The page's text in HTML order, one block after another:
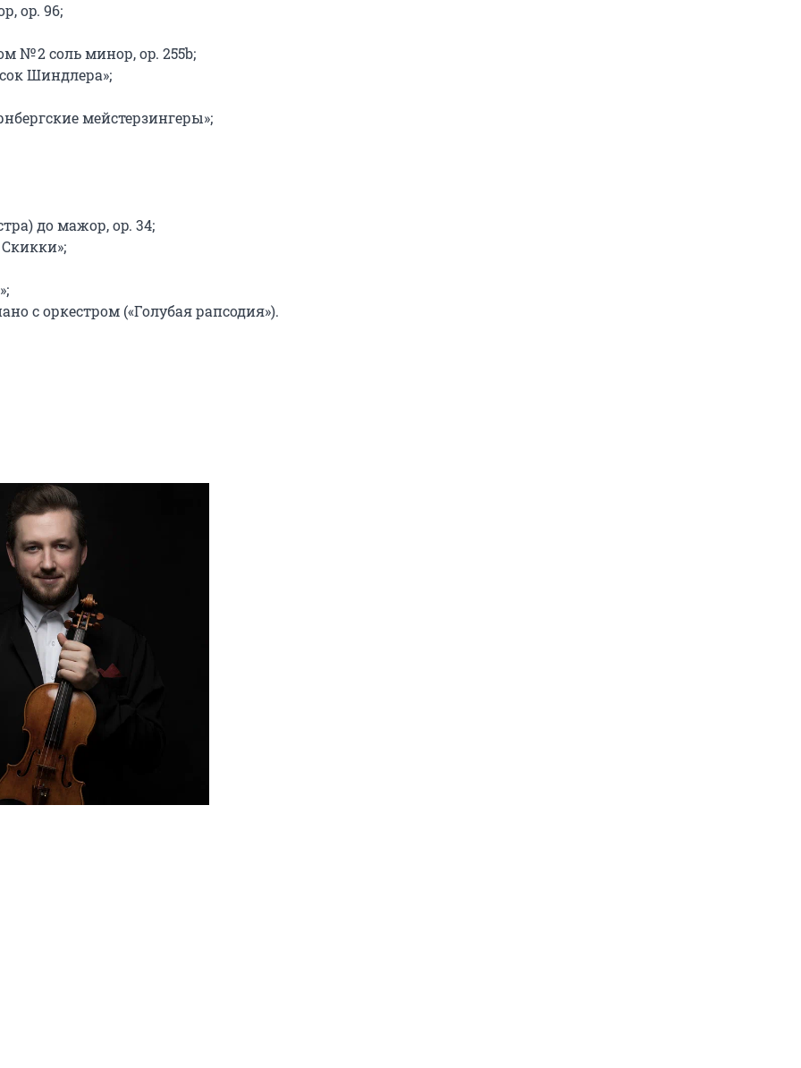
op. 96;
№ 2 соль минор, op. 255b;
Шиндлера»;
мейстерзингеры»;
до мажор, оp. 34;
с оркестром («Голубая рапсодия»).